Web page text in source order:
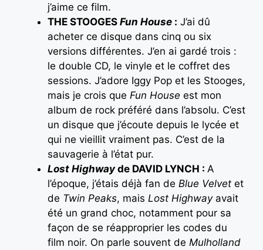
j’aime ce film.
THE STOOGES Fun House : J’ai dû
acheter ce disque dans cinq ou six
versions différentes. J’en ai gardé trois :
le double CD, le vinyle et le coffret des
sessions. J’adore Iggy Pop et les Stooges,
mais je crois que Fun House est mon
album de rock préféré dans l’absolu. C’est
un disque que j’écoute depuis le lycée et
qui ne vieillit vraiment pas. C’est de la
sauvagerie à l’état pur.
Lost Highwayde DAVID LYNCH : A
l’époque, j’étais déjà fan de Blue Velvet et
de Twin Peaks, mais Lost Highwayavait
été un grand choc, notamment pour sa
façon de se réapproprier les codes du
film noir. On parle souvent de Mulholland